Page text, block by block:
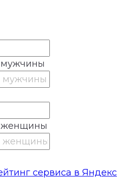
женщины
сервиса в Яндекс